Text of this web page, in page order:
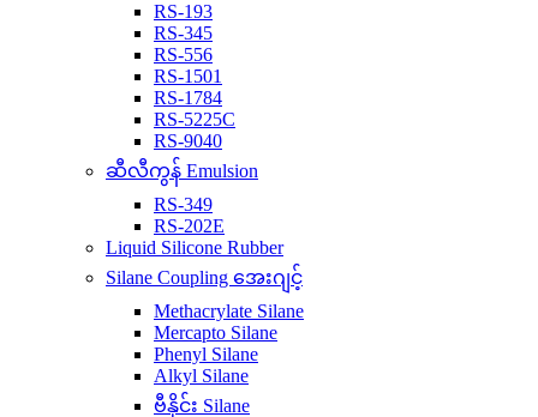
RS-193
RS-345
RS-556
RS-1501
RS-1784
RS-5225C
RS-9040
ဆီလီကွန် Emulsion
RS-349
RS-202E
Liquid Silicone Rubber
Silane Coupling အေးဂျင့်
Methacrylate Silane
Mercapto Silane
Phenyl Silane
Alkyl Silane
ဗီနိုင်း Silane